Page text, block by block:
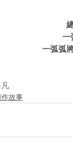
一
一弧弧
作故事